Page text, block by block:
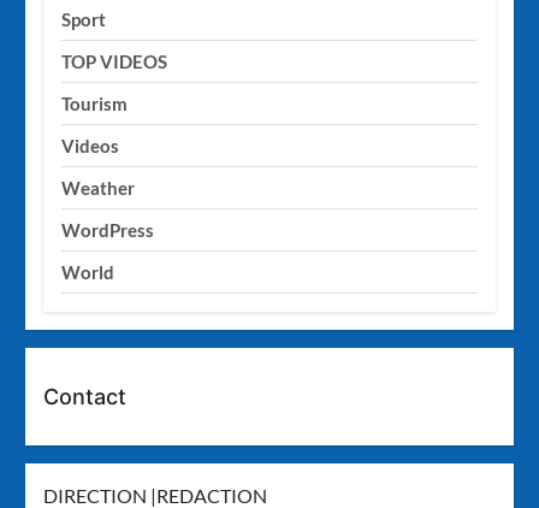
Sport
TOP VIDEOS
Tourism
Videos
Weather
WordPress
World
Contact
DIRECTION |REDACTION